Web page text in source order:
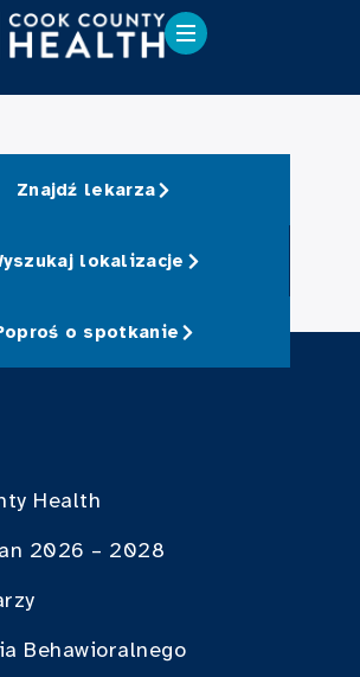
Znajdź lekarza
lokalizacje
o spotkanie
Health
2026 – 2028
Behawioralnego